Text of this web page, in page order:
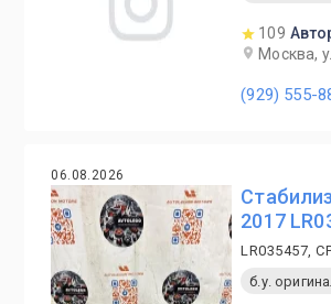
109
Москва,
(929) 555-
06.08.2026
2017
LR035457,
б.у.